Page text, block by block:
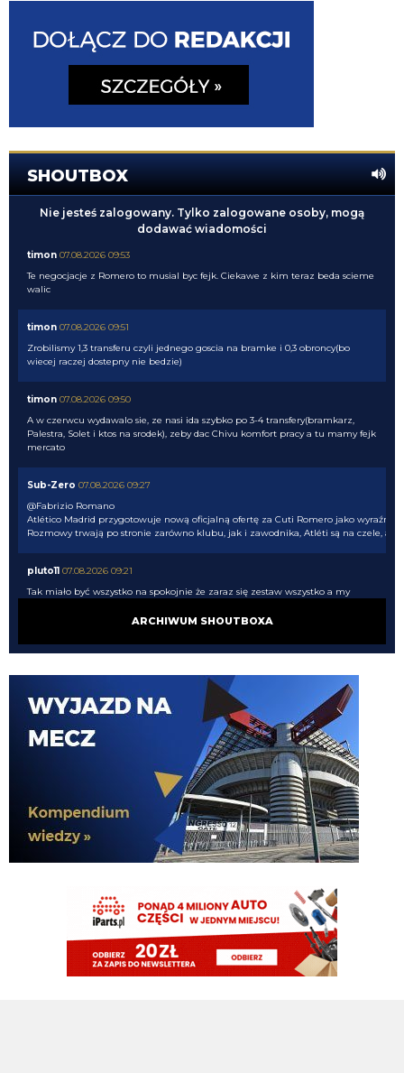
SHOUTBOX
Nie jesteś zalogowany. Tylko zalogowane osoby, mogą
dodawać wiadomości
timon 07.08.2026 09:53
Te negocjacje z Romero to musial byc fejk. Ciekawe z kim teraz beda scieme
walic
timon 07.08.2026 09:51
Zrobilismy 1,3 transferu czyli jednego goscia na bramke i 0,3 obroncy(bo
wiecej raczej dostepny nie bedzie)
timon 07.08.2026 09:50
A w czerwcu wydawalo sie, ze nasi ida szybko po 3-4 transfery(bramkarz,
Palestra, Solet i ktos na srodek), zeby dac Chivu komfort pracy a tu mamy fejk
mercato
Sub-Zero 07.08.2026 09:27
@Fabrizio Romano
Atlético Madrid przygotowuje nową oficjalną ofertę za Cuti Romero jako wyraźni
Rozmowy trwają po stronie zarówno klubu, jak i zawodnika, Atléti są na czele, a
pluto11 07.08.2026 09:21
Tak miało być wszystko na spokojnie że zaraz się zestaw wszystko a my
w ogóle negocjowaliśmy i staraliśmy się o Romero jeżeli siedzieli że bez
ostatnich minut okienka
Niestety ROmero coraz bliżej Atletico, zaczynam mieć obawy o kasowanie
konta. Spokój nic nie dał, a tak niektórzy doradzają, aby spokojnie czekać,
jeszcze trzy tygodnie merkato
Dzień dobry. Jak mija pogodny sierpniowy poranek? Czy Pan Bartman
powróci? Jak wygląa sprawa wenerycznego runa? Czy wszystkie matki
miały jednak spokojną noc? Flaga na płocie, czy w szufladzie? ... SB było na
prawdę fajne przez weekend
https://satkurier.pl/news/252170/gdzie-ogladac-pilke-nozna-w-sezonie-
202627-pelny-wykaz.html
07.08.2026 00:42
tu sie zgodze. O przebudowie obrony juz pisalem 2 lata temu
ARCHIWUM SHOUTBOXA